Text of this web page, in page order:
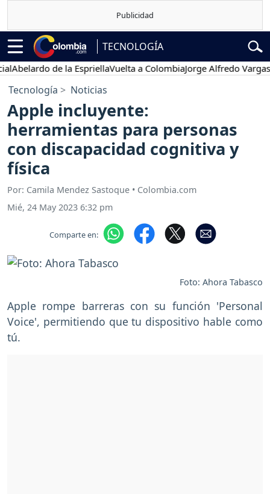
TECNOLOGÍA
de la EspriellaVuelta a ColombiaJorge Alfredo Vargas
Tecnología Noticias
Apple incluyente:
herramientas para personas
con discapacidad cognitiva y
física
Por: Camila Mendez Sastoque • Colombia.com
Mié, 24 May 2023 6:32 pm
Comparte en:
Foto: Ahora Tabasco
Apple rompe barreras con su función 'Personal
Voice', permitiendo que tu dispositivo hable como
tú.